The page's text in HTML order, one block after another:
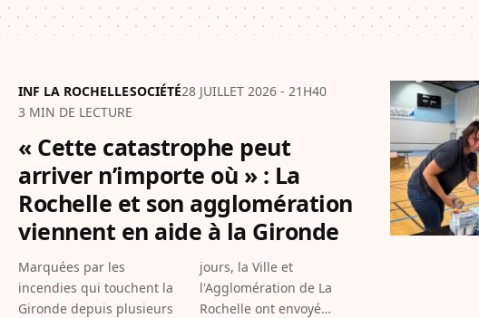
INF LA ROCHELLESOCIÉTÉ28 JUILLET 2026 - 21H40
3 MIN DE LECTURE
« Cette catastrophe peut
arriver n’importe où » : La
Rochelle et son agglomération
viennent en aide à la Gironde
Marquées par les
incendies qui touchent la
Gironde depuis plusieurs
jours, la Ville et
l'Agglomération de La
Rochelle ont envoyé…